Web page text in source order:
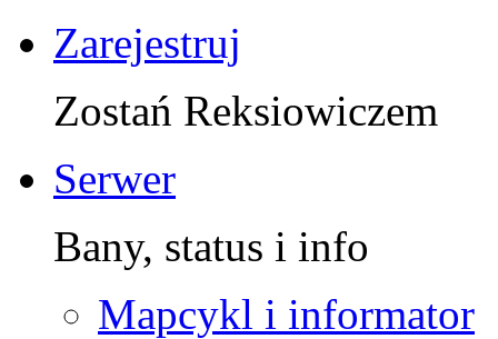
Zarejestruj
Zostań Reksiowiczem
Serwer
Bany, status i info
Mapcykl i informator